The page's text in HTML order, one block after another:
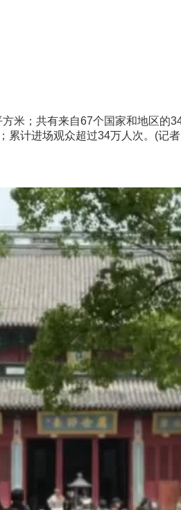
；共有来自67个国家和地区的
累计进场观众超过34万人次。(记